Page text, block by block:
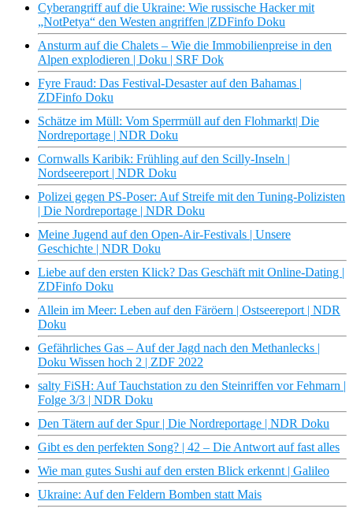
Cyberangriff auf die Ukraine: Wie russische Hacker mit
„NotPetya“ den Westen angriffen |ZDFinfo Doku
Ansturm auf die Chalets – Wie die Immobilienpreise in den
Alpen explodieren | Doku | SRF Dok
Fyre Fraud: Das Festival-Desaster auf den Bahamas |
ZDFinfo Doku
Schätze im Müll: Vom Sperrmüll auf den Flohmarkt| Die
Nordreportage | NDR Doku
Cornwalls Karibik: Frühling auf den Scilly-Inseln |
Nordseereport | NDR Doku
Polizei gegen PS-Poser: Auf Streife mit den Tuning-Polizisten
| Die Nordreportage | NDR Doku
Meine Jugend auf den Open-Air-Festivals | Unsere
Geschichte | NDR Doku
Liebe auf den ersten Klick? Das Geschäft mit Online-Dating |
ZDFinfo Doku
Allein im Meer: Leben auf den Färöern | Ostseereport | NDR
Doku
Gefährliches Gas – Auf der Jagd nach den Methanlecks |
Doku Wissen hoch 2 | ZDF 2022
salty FiSH: Auf Tauchstation zu den Steinriffen vor Fehmarn |
Folge 3/3 | NDR Doku
Den Tätern auf der Spur | Die Nordreportage | NDR Doku
Gibt es den perfekten Song? | 42 – Die Antwort auf fast alles
Wie man gutes Sushi auf den ersten Blick erkennt | Galileo
Ukraine: Auf den Feldern Bomben statt Mais